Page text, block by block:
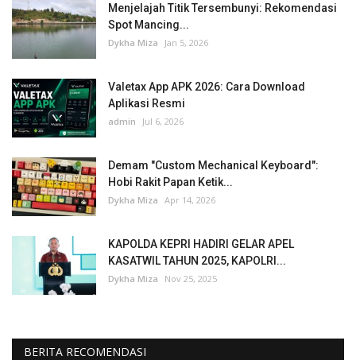
Menjelajah Titik Tersembunyi: Rekomendasi
Spot Mancing...
Dykha Miza Jan 5, 2026
Valetax App APK 2026: Cara Download
Aplikasi Resmi
admin Jul 6, 2026
Demam "Custom Mechanical Keyboard":
Hobi Rakit Papan Ketik...
Dykha Miza Apr 14, 2026
KAPOLDA KEPRI HADIRI GELAR APEL
KASATWIL TAHUN 2025, KAPOLRI...
Dykha Miza Nov 25, 2025
BERITA RECOMENDASI